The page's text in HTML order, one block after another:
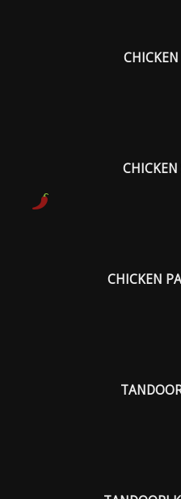
CHICKEN
CHICKEN